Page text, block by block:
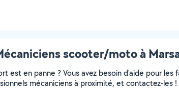
scooter/moto à
en panne ? Vous avez besoin d'aide pour les
mécaniciens à proximité, et contactez-les !